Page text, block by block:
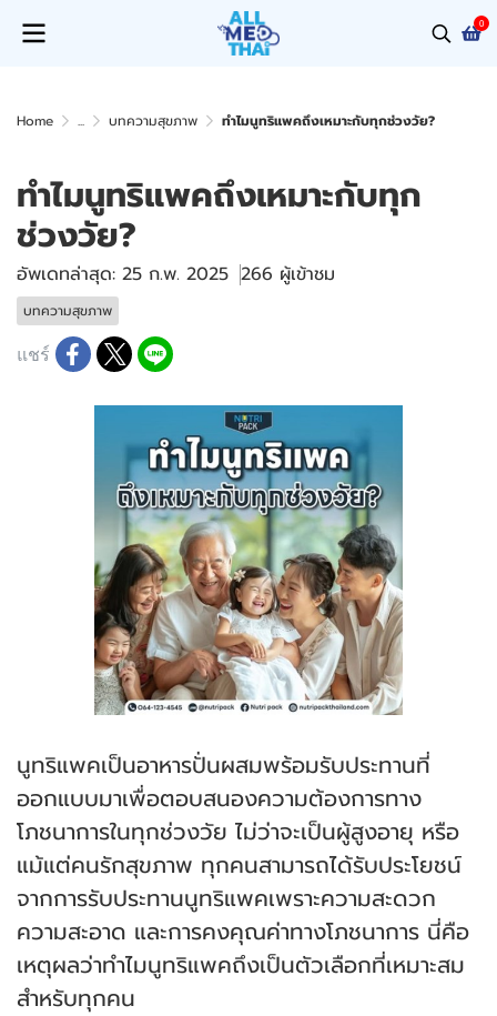
0
Home ... บทความสุขภาพ ทำไมนูทริแพคถึงเหมาะกับทุกช่วงวัย?
ทำไมนูทริแพคถึงเหมาะกับทุก
ช่วงวัย?
อัพเดทล่าสุด: 25 ก.พ. 2025 266 ผู้เข้าชม
บทความสุขภาพ
แชร์
นูทริแพคเป็นอาหารปั่นผสมพร้อมรับประทานที่
ออกแบบมาเพื่อตอบสนองความต้องการทาง
โภชนาการในทุกช่วงวัย ไม่ว่าจะเป็นผู้สูงอายุ หรือ
แม้แต่คนรักสุขภาพ ทุกคนสามารถได้รับประโยชน์
จากการรับประทานนูทริแพคเพราะความสะดวก
ความสะอาด และการคงคุณค่าทางโภชนาการ นี่คือ
เหตุผลว่าทำไมนูทริแพคถึงเป็นตัวเลือกที่เหมาะสม
สำหรับทุกคน